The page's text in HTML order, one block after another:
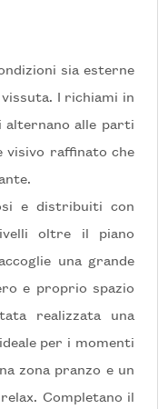
sia esterne
I richiami in
alternano alle parti
visivo raffinato che
e distribuiti con
oltre il piano
una grande
e proprio spazio
realizzata una
per i momenti
zona pranzo e un
Completano il